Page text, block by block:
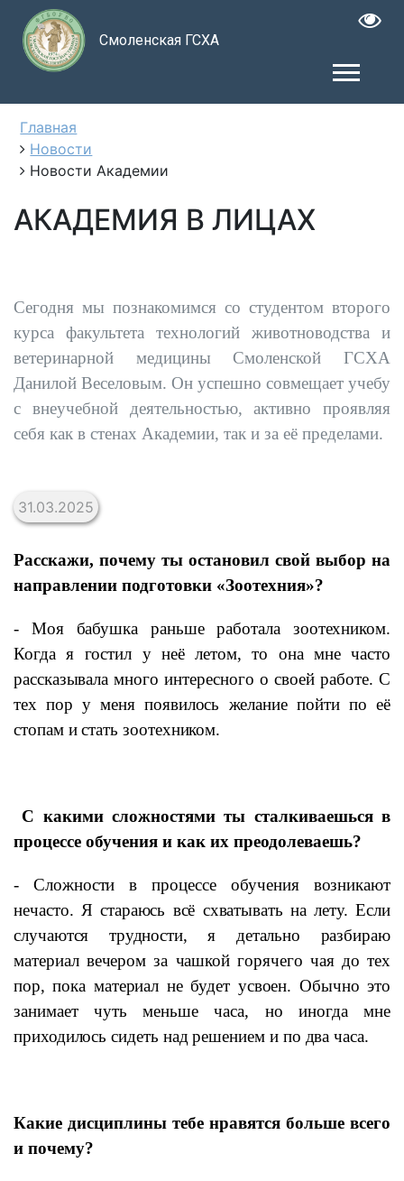
Смоленская ГСХА
Главная
Новости
Новости Академии
АКАДЕМИЯ В ЛИЦАХ
Сегодня мы познакомимся со студентом второго
курса факультета технологий животноводства и
ветеринарной медицины Смоленской ГСХА
Данилой Веселовым. Он успешно совмещает учебу
с внеучебной деятельностью, активно проявляя
себя как в стенах Академии, так и за её пределами.
31.03.2025
Расскажи, почему ты остановил свой выбор на
направлении подготовки «Зоотехния»?
- Моя бабушка раньше работала зоотехником.
Когда я гостил у неё летом, то она мне часто
рассказывала много интересного о своей работе. С
тех пор у меня появилось желание пойти по её
стопам и стать зоотехником.
С какими сложностями ты сталкиваешься в
процессе обучения и как их преодолеваешь?
- Сложности в процессе обучения возникают
нечасто. Я стараюсь всё схватывать на лету. Если
случаются трудности, я детально разбираю
материал вечером за чашкой горячего чая до тех
пор, пока материал не будет усвоен. Обычно это
занимает чуть меньше часа, но иногда мне
приходилось сидеть над решением и по два часа.
Какие дисциплины тебе нравятся больше всего
и почему?